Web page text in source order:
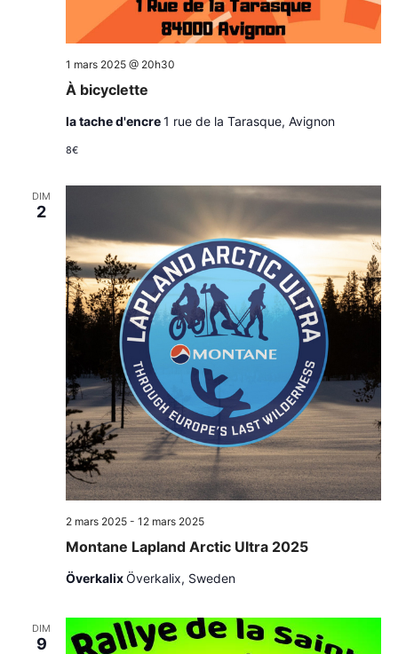
À bicyclette
1 mars 2025 @ 20h30
la tache d'encre1 rue de la Tarasque, Avignon
8€
DIM
2
Montane Lapland Arctic Ultra 2025
2 mars 2025- 12 mars 2025
ÖverkalixÖverkalix, Sweden
DIM
9